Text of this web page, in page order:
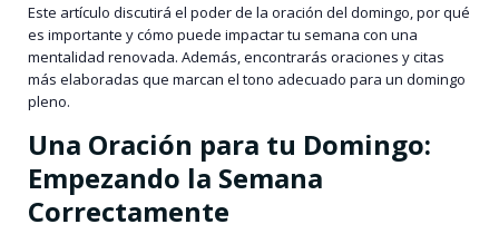
Este artículo discutirá el poder de la oración del domingo, por qué
es importante y cómo puede impactar tu semana con una
mentalidad renovada. Además, encontrarás oraciones y citas
más elaboradas que marcan el tono adecuado para un domingo
pleno.
Una Oración para tu Domingo:
Empezando la Semana
Correctamente